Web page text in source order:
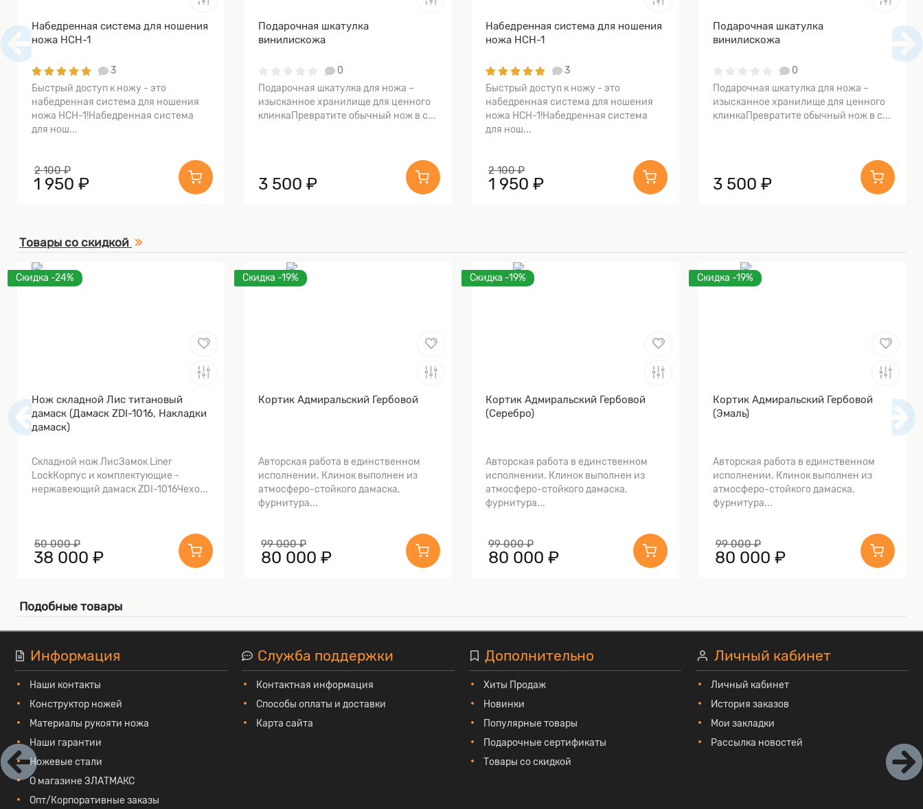
Набедренная система для ношения
ножа НСН-1
3
Быстрый доступ к ножу - это
набедренная система для ношения
ножа НСН-1!Набедренная система
для нош...
2 100 ₽
1 950 ₽
Подарочная шкатулка
винилискожа
0
Подарочная шкатулка для ножа –
изысканное хранилище для ценного
клинкаПревратите обычный нож в с...
3 500 ₽
Набедренная система для ношения
ножа НСН-1
3
Быстрый доступ к ножу - это
набедренная система для ношения
ножа НСН-1!Набедренная система
для нош...
2 100 ₽
1 950 ₽
Подарочная шкатулка
винилискожа
0
Подарочная шкатулка для ножа –
изысканное хранилище для ценного
клинкаПревратите обычный нож в с...
3 500 ₽
Товары со скидкой
Скидка -24%
Нож складной Лис титановый
дамаск (Дамаск ZDI-1016, Накладки
дамаск)
Складной нож ЛисЗамок Liner
LockКорпус и комплектующие -
нержавеющий дамаск ZDI-1016Чехо...
50 000 ₽
38 000 ₽
Скидка -19%
Кортик Адмиральский Гербовой
Авторская работа в единственном
исполнении. Клинок выполнен из
атмосферо-стойкого дамаска,
фурнитура...
99 000 ₽
80 000 ₽
Скидка -19%
Кортик Адмиральский Гербовой
(Серебро)
Авторская работа в единственном
исполнении. Клинок выполнен из
атмосферо-стойкого дамаска,
фурнитура...
99 000 ₽
80 000 ₽
Скидка -19%
Кортик Адмиральский Гербовой
(Эмаль)
Авторская работа в единственном
исполнении. Клинок выполнен из
атмосферо-стойкого дамаска,
фурнитура...
99 000 ₽
80 000 ₽
Подобные товары
Информация
Наши контакты
Конструктор ножей
Материалы рукояти ножа
Наши гарантии
Ножевые стали
О магазине ЗЛАТМАКС
Опт/Корпоративные заказы
Служба поддержки
Контактная информация
Способы оплаты и доставки
Карта сайта
Дополнительно
Хиты Продаж
Новинки
Популярные товары
Подарочные сертификаты
Товары со скидкой
Личный кабинет
Личный кабинет
История заказов
Мои закладки
Рассылка новостей